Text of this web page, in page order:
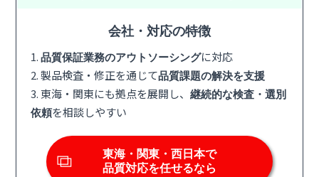
会社・対応の特徴
1.品質保証業務のアウトソーシングに対応
2. 製品検査・修正を通じて品質課題の解決を支援
3. 東海・関東にも拠点を展開し、継続的な検査・選別
依頼を相談しやすい
東海・関東・西日本で
品質対応を任せるなら